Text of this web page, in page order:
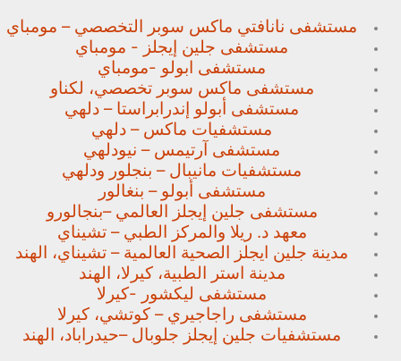
مستشفى نانافتي ماكس سوبر التخصصي – مومباي
مستشفى جلين إيجلز - مومباي
مستشفى ابولو -مومباي
مستشفى ماكس سوبر تخصصي، لكناو
مستشفى أبولو إندرابراستا – دلهي
مستشفيات ماكس – دلهي
مستشفى آرتيمس – نيودلهي
مستشفيات مانيبال – بنجلور ودلهي
مستشفى أبولو – بنغالور
مستشفى جلين إيجلز العالمي –بنجالورو
معهد د. ريلا والمركز الطبي – تشيناي
مدينة جلين ايجلز الصحية العالمية – تشيناي، الهند
مدينة استر الطبية، كيرلا، الهند
مستشفى ليكشور -كيرلا
مستشفى راجاجيري – كوتشي، كيرلا
مستشفيات جلين إيجلز جلوبال –حيدراباد، الهند